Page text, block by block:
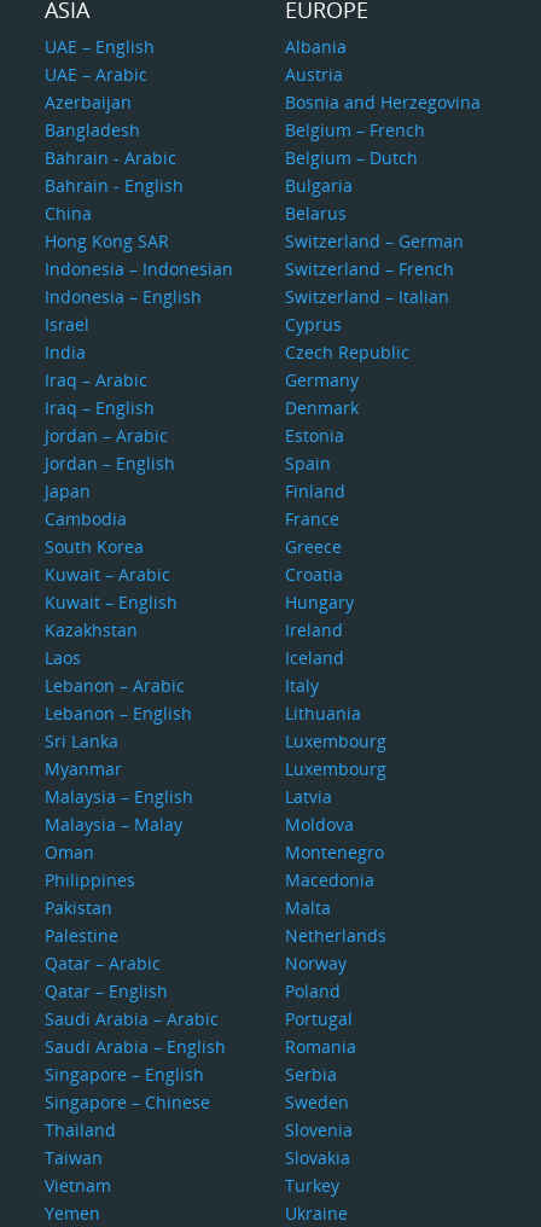
ASIA
UAE – English
UAE – Arabic
Azerbaijan
Bangladesh
Bahrain - Arabic
Bahrain - English
China
Hong Kong SAR
Indonesia – Indonesian
Indonesia – English
Israel
India
Iraq – Arabic
Iraq – English
Jordan – Arabic
Jordan – English
Japan
Cambodia
South Korea
Kuwait – Arabic
Kuwait – English
Kazakhstan
Laos
Lebanon – Arabic
Lebanon – English
Sri Lanka
Myanmar
Malaysia – English
Malaysia – Malay
Oman
Philippines
Pakistan
Palestine
Qatar – Arabic
Qatar – English
Saudi Arabia – Arabic
Saudi Arabia – English
Singapore – English
Singapore – Chinese
Thailand
Taiwan
Vietnam
Yemen
EUROPE
Albania
Austria
Bosnia and Herzegovina
Belgium – French
Belgium – Dutch
Bulgaria
Belarus
Switzerland – German
Switzerland – French
Switzerland – Italian
Cyprus
Czech Republic
Germany
Denmark
Estonia
Spain
Finland
France
Greece
Croatia
Hungary
Ireland
Iceland
Italy
Lithuania
Luxembourg
Luxembourg
Latvia
Moldova
Montenegro
Macedonia
Malta
Netherlands
Norway
Poland
Portugal
Romania
Serbia
Sweden
Slovenia
Slovakia
Turkey
Ukraine